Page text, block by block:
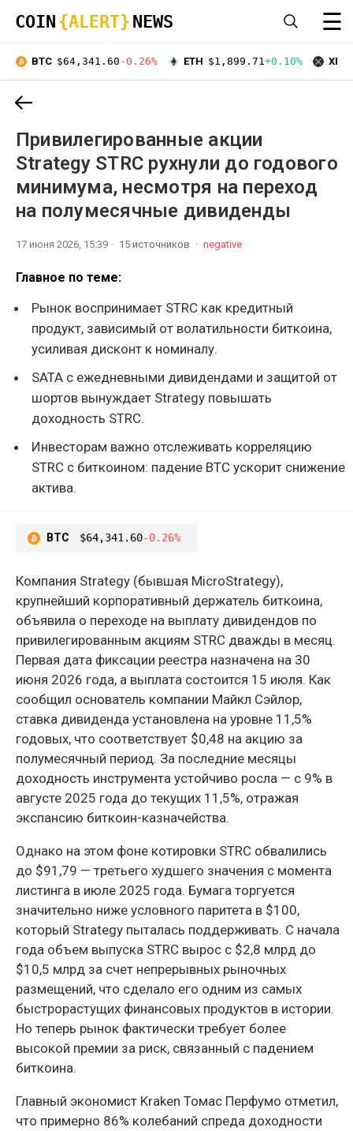
COIN {ALERT} NEWS ☰
BTC $64,341.60 -0.26% ETH $1,899.71+0.10% XRP
Привилегированные акции
Strategy STRC рухнули до годового
минимума, несмотря на переход
на полумесячные дивиденды
17 июня 2026, 15:39 15 источников negative
Главное по теме:
Рынок воспринимает STRC как кредитный
продукт, зависимый от волатильности биткоина,
усиливая дисконт к номиналу.
SATA с ежедневными дивидендами и защитой от
шортов вынуждает Strategy повышать
доходность STRC.
Инвесторам важно отслеживать корреляцию
STRC с биткоином: падение BTC ускорит снижение
актива.
BTC $64,341.60-0.26%
Компания Strategy (бывшая MicroStrategy),
крупнейший корпоративный держатель биткоина,
объявила о переходе на выплату дивидендов по
привилегированным акциям STRC дважды в месяц.
Первая дата фиксации реестра назначена на 30
июня 2026 года, а выплата состоится 15 июля. Как
сообщил основатель компании Майкл Сэйлор,
ставка дивиденда установлена на уровне 11,5%
годовых, что соответствует $0,48 на акцию за
полумесячный период. За последние месяцы
доходность инструмента устойчиво росла — с 9% в
августе 2025 года до текущих 11,5%, отражая
экспансию биткоин-казначейства.
Однако на этом фоне котировки STRC обвалились
до $91,79 — третьего худшего значения с момента
листинга в июле 2025 года. Бумага торгуется
значительно ниже условного паритета в $100,
который Strategy пыталась поддерживать. С начала
года объем выпуска STRC вырос с $2,8 млрд до
$10,5 млрд за счет непрерывных рыночных
размещений, что сделало его одним из самых
быстрорастущих финансовых продуктов в истории.
Но теперь рынок фактически требует более
высокой премии за риск, связанный с падением
биткоина.
Главный экономист Kraken Томас Перфумо отметил,
что примерно 86% колебаний спреда доходности